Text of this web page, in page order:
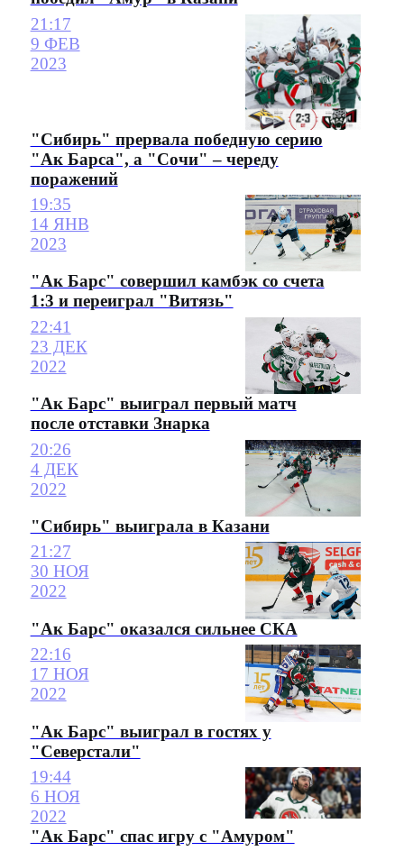
21:17
9 ФЕВ
2023
"Сибирь" прервала победную серию
"Ак Барса", а "Сочи" – череду
поражений
19:35
14 ЯНВ
2023
"Ак Барс" совершил камбэк со счета
1:3 и переиграл "Витязь"
22:41
23 ДЕК
2022
"Ак Барс" выиграл первый матч
после отставки Знарка
20:26
4 ДЕК
2022
"Сибирь" выиграла в Казани
21:27
30 НОЯ
2022
"Ак Барс" оказался сильнее СКА
22:16
17 НОЯ
2022
"Ак Барс" выиграл в гостях у
"Северстали"
19:44
6 НОЯ
2022
"Ак Барс" спас игру с "Амуром"